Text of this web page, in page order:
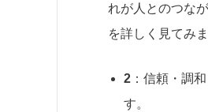
れが人とのつな
を詳しく見てみま
2 ：信頼・調
す。